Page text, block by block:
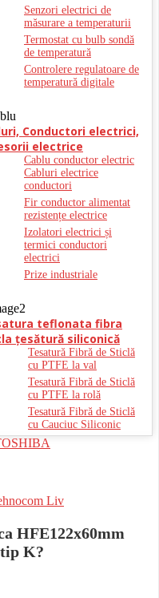
Senzori electrici de
măsurare a temperaturii
Termostat cu bulb sondă
de temperatură
Controlere regulatoare de
temperatură digitale
Conductori electrici,
electrice
Cablu conductor electric
Cabluri electrice
conductori
Fir conductor alimentat
rezistențe electrice
Izolatori electrici și
termici conductori
electrici
Prize industriale
teflonata fibra
ţesătură siliconică
Tesatură Fibră de Sticlă
cu PTFE la val
Tesatură Fibră de Sticlă
cu PTFE la rolă
Tesatură Fibră de Sticlă
cu Cauciuc Siliconic
Liv
HFE122x60mm
K?